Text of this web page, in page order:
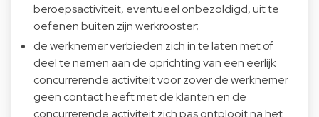
beroepsactiviteit, eventueel onbezoldigd, uit te
oefenen buiten zijn werkrooster;
de werknemer verbieden zich in te laten met of
deel te nemen aan de oprichting van een eerlijk
concurrerende activiteit voor zover de werknemer
geen contact heeft met de klanten en de
concurrerende activiteit zich pas ontplooit na het